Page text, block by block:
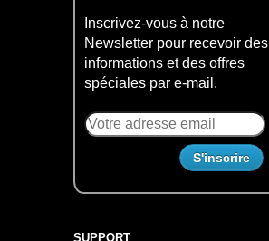
Inscrivez-vous à notre
Newsletter pour recevoir des
informations et des offres
spéciales par e-mail.
SUPPORT